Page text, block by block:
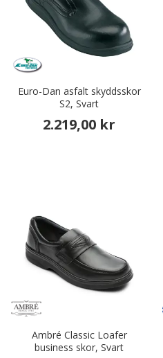
Euro-Dan asfalt skyddsskor
S2, Svart
2.219,00 kr
Ambré Classic Loafer
business skor, Svart